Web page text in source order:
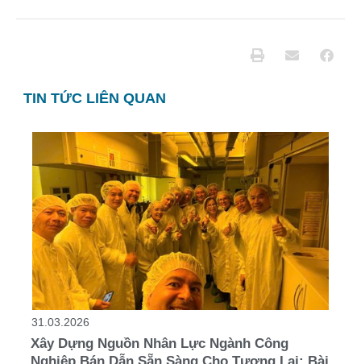
TIN TỨC LIÊN QUAN
31.03.2026
Xây Dựng Nguồn Nhân Lực Ngành Công